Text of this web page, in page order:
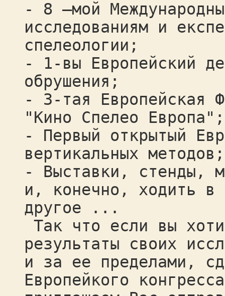
- 8 –мой
исследованиям и
спелеологии;
- 1-вы Европейский
обрушения;
- 3-тая Европейская
"Кино Спелео Европа";
- Первый открытый
вертикальных методов;
- Выставки, стенды,
и, конечно, ходить в
другое ...
Так что если вы
результаты своих
и за ее пределами,
Европейкого